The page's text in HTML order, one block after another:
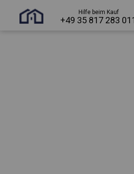
Hilfe beim Kauf
+49 35 817 283